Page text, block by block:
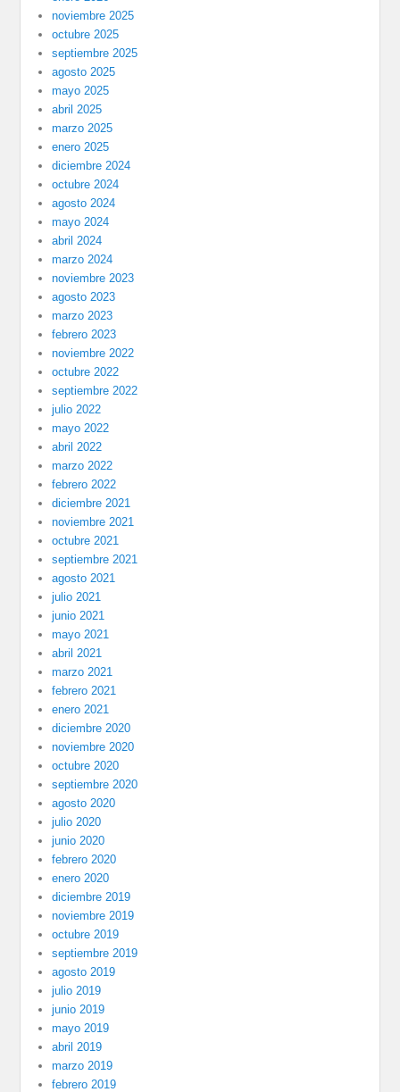
noviembre 2025
octubre 2025
septiembre 2025
agosto 2025
mayo 2025
abril 2025
marzo 2025
enero 2025
diciembre 2024
octubre 2024
agosto 2024
mayo 2024
abril 2024
marzo 2024
noviembre 2023
agosto 2023
marzo 2023
febrero 2023
noviembre 2022
octubre 2022
septiembre 2022
julio 2022
mayo 2022
abril 2022
marzo 2022
febrero 2022
diciembre 2021
noviembre 2021
octubre 2021
septiembre 2021
agosto 2021
julio 2021
junio 2021
mayo 2021
abril 2021
marzo 2021
febrero 2021
enero 2021
diciembre 2020
noviembre 2020
octubre 2020
septiembre 2020
agosto 2020
julio 2020
junio 2020
febrero 2020
enero 2020
diciembre 2019
noviembre 2019
octubre 2019
septiembre 2019
agosto 2019
julio 2019
junio 2019
mayo 2019
abril 2019
marzo 2019
febrero 2019